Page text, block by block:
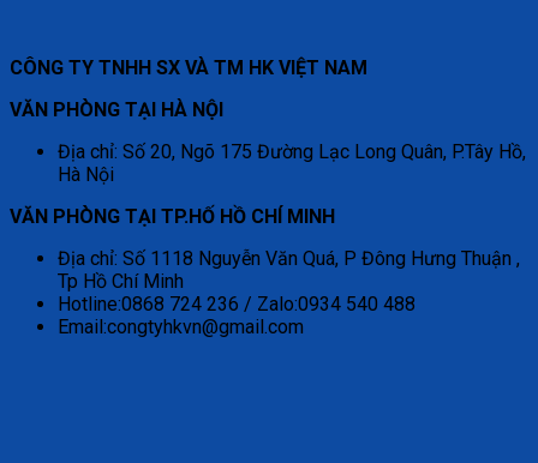
CÔNG TY TNHH SX VÀ TM HK VIỆT NAM
VĂN PHÒNG TẠI HÀ NỘI
Địa chỉ: Số 20, Ngõ 175 Đường Lạc Long Quân, P.Tây Hồ,
Hà Nội
VĂN PHÒNG TẠI TP.HỐ HỒ CHÍ MINH
Địa chỉ: Số 1118 Nguyễn Văn Quá, P Đông Hưng Thuận ,
Tp Hồ Chí Minh
Hotline:0868 724 236 / Zalo:0934 540 488
Email:congtyhkvn@gmail.com